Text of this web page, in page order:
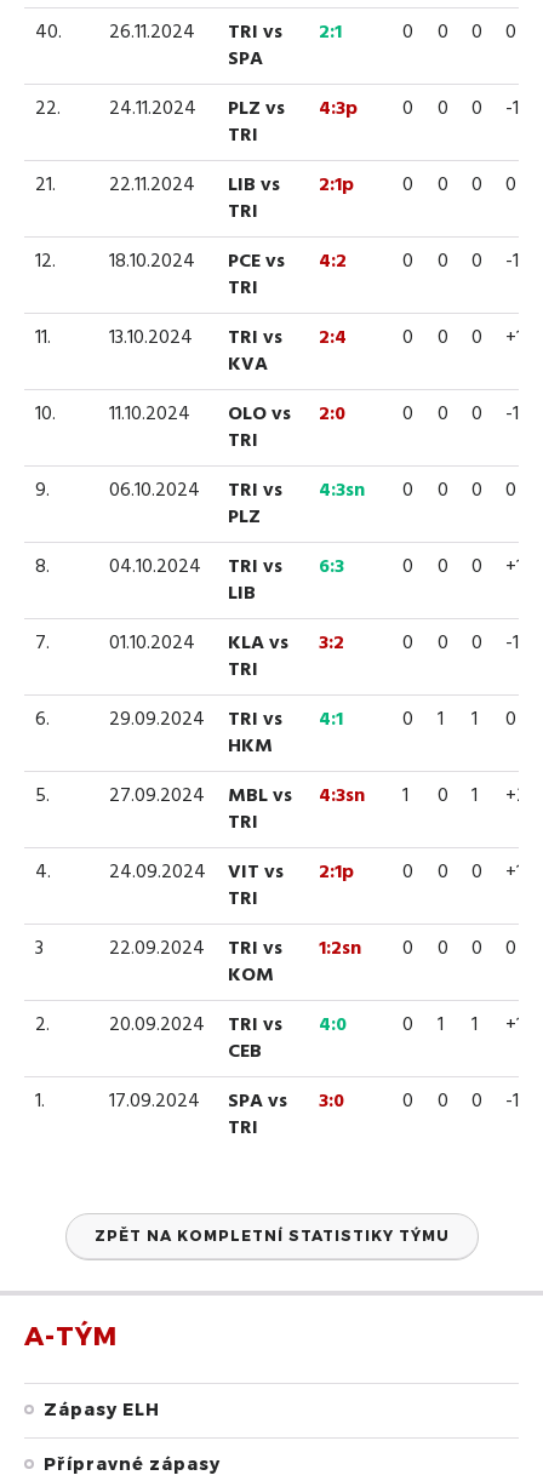
40. 26.11.2024
TRI vs
SPA
2:1 0 0 0 0
22. 24.11.2024
PLZ vs
TRI
4:3p 0 0 0 -1
21. 22.11.2024
LIB vs
TRI
2:1p 0 0 0 0
12. 18.10.2024
PCE vs
TRI
4:2 0 0 0 -1
11. 13.10.2024
TRI vs
KVA
2:4 0 0 0 +1
10. 11.10.2024
OLO vs
TRI
2:0 0 0 0 -1
9. 06.10.2024
TRI vs
PLZ
4:3sn 0 0 0 0
8. 04.10.2024
TRI vs
LIB
6:3 0 0 0 +1
7. 01.10.2024
KLA vs
TRI
3:2 0 0 0 -1
6. 29.09.2024
TRI vs
HKM
4:1 0 1 1 0
5. 27.09.2024
MBL vs
TRI
4:3sn 1 0 1 +2
4. 24.09.2024
VIT vs
TRI
2:1p 0 0 0 +1
3 22.09.2024
TRI vs
KOM
1:2sn 0 0 0 0
2. 20.09.2024
TRI vs
CEB
4:0 0 1 1 +1
1. 17.09.2024
SPA vs
TRI
3:0 0 0 0 -1
ZPĚT NA KOMPLETNÍ STATISTIKY TÝMU
A-TÝM
Zápasy ELH
Přípravné zápasy